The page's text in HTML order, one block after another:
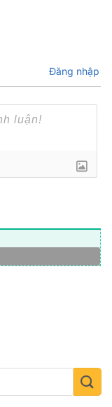
Đăng nhập